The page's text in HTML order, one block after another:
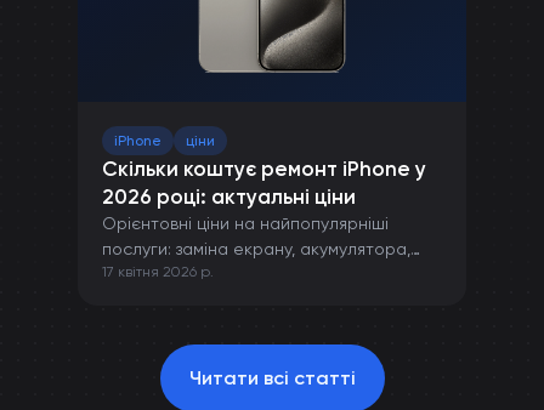
iPhone ціни
Скільки коштує ремонт iPhone у
2026 році: актуальні ціни
Орієнтовні ціни на найпопулярніші
послуги: заміна екрану, акумулятора,
камери та інших компонентів iPhone.
17 квітня 2026 р.
Читати всі статті